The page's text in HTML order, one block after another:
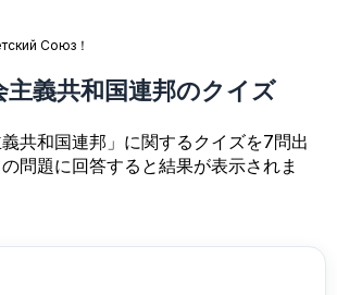
Союз！
主義共和国連邦のクイズ
義共和国連邦」に関するクイズを7問出
問題に回答すると結果が表示されま